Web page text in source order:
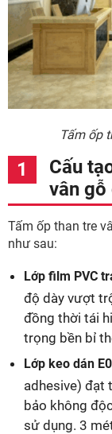
Tấm ốp
Cấu
vân gỗ
Tấm ốp than tre
như sau:
Lớp film PVC
độ dày vượt
đồng thời tái
trọng bền bỉ
Lớp keo dán
adhesive) đạt
bảo không
sử dụng. 3